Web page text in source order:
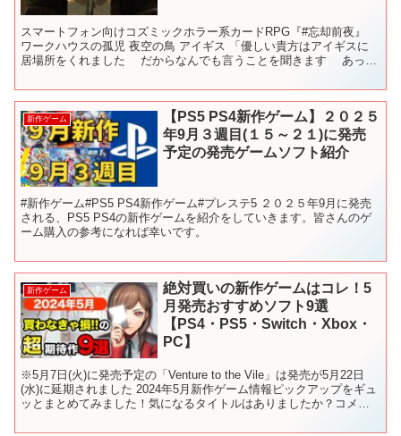
スマートフォン向けコズミックホラー系カードRPG『#忘却前夜』
ワークハウスの孤児 夜空の鳥 アイギス 「優しい貴方はアイギスに
居場所をくれました だからなんでも言うことを聞きます あっ、
新作ゲーム
【PS5 PS4新作ゲーム】２０２５
年9月３週目(１５～２１)に発売
予定の発売ゲームソフト紹介
#新作ゲーム#PS5 PS4新作ゲーム#プレステ5 ２０２５年9月に発売
される、PS5 PS4の新作ゲームを紹介をしていきます。皆さんのゲ
ーム購入の参考になれば幸いです。
新作ゲーム
絶対買いの新作ゲームはコレ！5
月発売おすすめソフト9選
【PS4・PS5・Switch・Xbox・
PC】
※5月7日(火)に発売予定の「Venture to the Vile」は発売が5月22日
(水)に延期されました 2024年5月新作ゲーム情報ピックアップをギュ
ッとまとめてみました！気になるタイトルはありましたか？コメン